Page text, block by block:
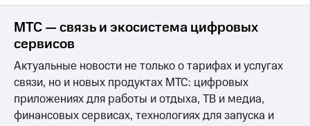
Регистратор
Реквизиты
Контакты
развитие
деловая этика
На главную
МТС — связь и экосистема цифровых
сервисов
Актуальные новости не только о тарифах и услугах
связи, но и новых продуктах МТС: цифровых
приложениях для работы и отдыха, ТВ и медиа,
финансовых сервисах, технологиях для запуска и